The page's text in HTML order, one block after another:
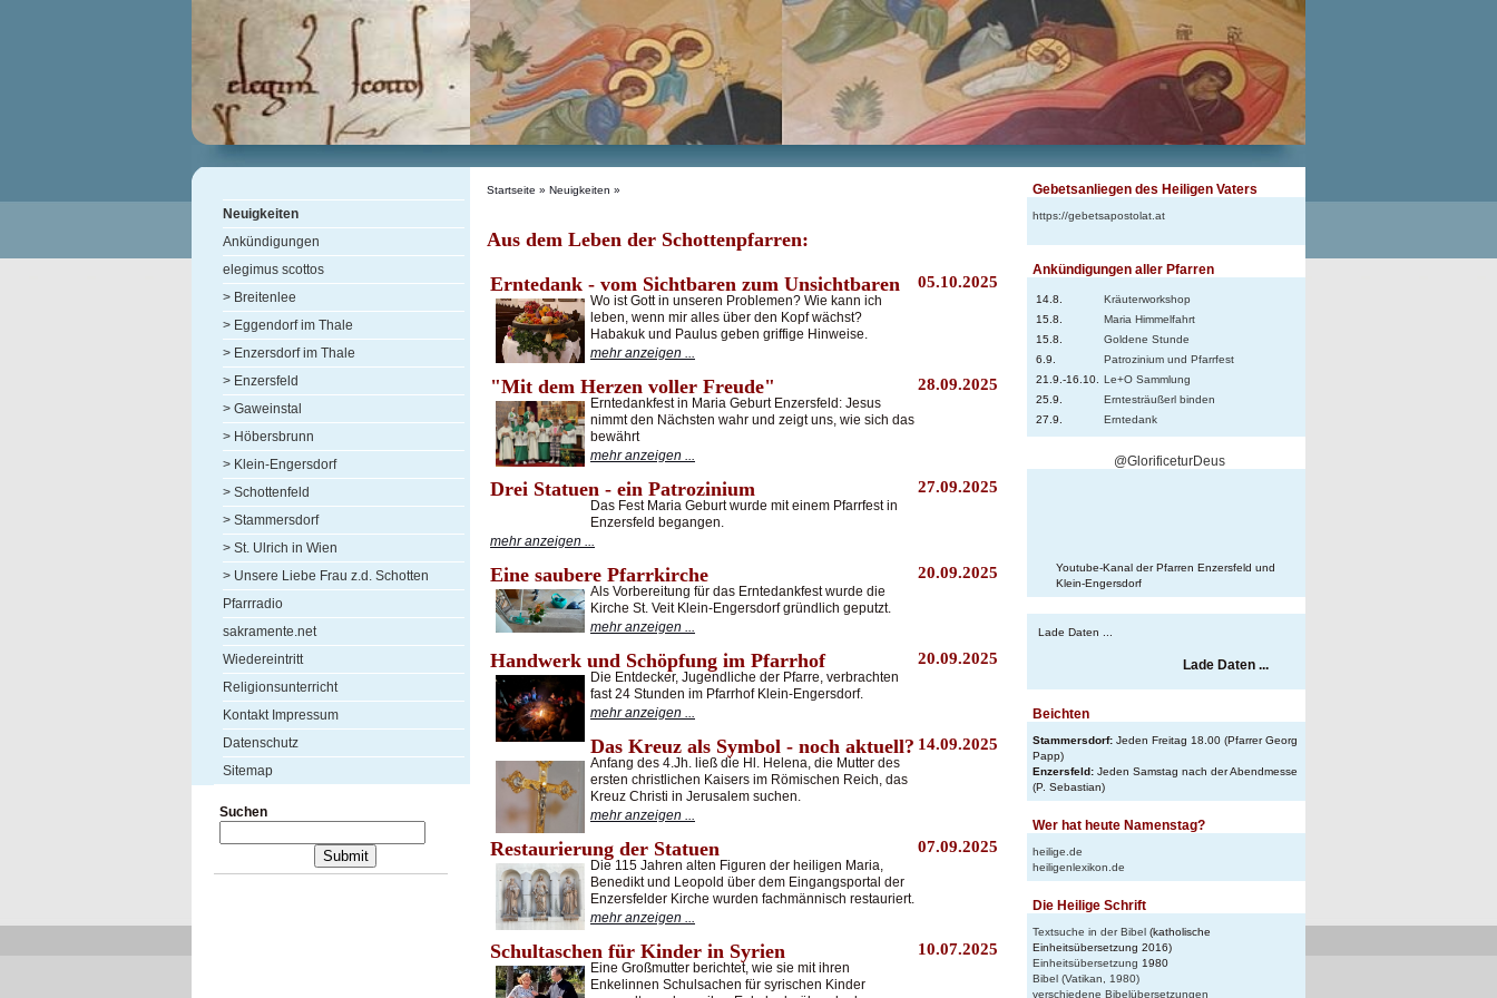
Neuigkeiten
Ankündigungen
elegimus scottos
> Breitenlee
> Eggendorf im Thale
> Enzersdorf im Thale
> Enzersfeld
> Gaweinstal
> Höbersbrunn
> Klein-Engersdorf
> Schottenfeld
> Stammersdorf
> St. Ulrich in Wien
> Unsere Liebe Frau z.d. Schotten
Pfarrradio
sakramente.net
Wiedereintritt
Religionsunterricht
Kontakt Impressum
Datenschutz
Sitemap
Suchen
Startseite » Neuigkeiten »
Aus dem Leben der Schottenpfarren:
05.10.2025
Erntedank - vom Sichtbaren zum Unsichtbaren
Wo ist Gott in unseren Problemen? Wie kann ich
leben, wenn mir alles über den Kopf wächst?
Habakuk und Paulus geben griffige Hinweise.
mehr anzeigen ...
28.09.2025
"Mit dem Herzen voller Freude"
Erntedankfest in Maria Geburt Enzersfeld: Jesus
nimmt den Nächsten wahr und zeigt uns, wie sich das
bewährt
mehr anzeigen ...
27.09.2025
Drei Statuen - ein Patrozinium
Das Fest Maria Geburt wurde mit einem Pfarrfest in
Enzersfeld begangen.
mehr anzeigen ...
20.09.2025
Eine saubere Pfarrkirche
Als Vorbereitung für das Erntedankfest wurde die
Kirche St. Veit Klein-Engersdorf gründlich geputzt.
mehr anzeigen ...
20.09.2025
Handwerk und Schöpfung im Pfarrhof
Die Entdecker, Jugendliche der Pfarre, verbrachten
fast 24 Stunden im Pfarrhof Klein-Engersdorf.
mehr anzeigen ...
14.09.2025
Das Kreuz als Symbol - noch aktuell?
Anfang des 4.Jh. ließ die Hl. Helena, die Mutter des
ersten christlichen Kaisers im Römischen Reich, das
Kreuz Christi in Jerusalem suchen.
mehr anzeigen ...
07.09.2025
Restaurierung der Statuen
Die 115 Jahren alten Figuren der heiligen Maria,
Benedikt und Leopold über dem Eingangsportal der
Enzersfelder Kirche wurden fachmännisch restauriert.
mehr anzeigen ...
10.07.2025
Schultaschen für Kinder in Syrien
Eine Großmutter berichtet, wie sie mit ihren
Enkelinnen Schulsachen für syrischen Kinder
Gebetsanliegen des Heiligen Vaters
https://gebetsapostolat.at
Ankündigungen aller Pfarren
14.8.
Kräuterworkshop
15.8.
Maria Himmelfahrt
15.8.
Goldene Stunde
6.9.
Patrozinium und Pfarrfest
21.9.-16.10.
Le+O Sammlung
25.9.
Erntesträußerl binden
27.9.
Erntedank
@GlorificeturDeus
Youtube-Kanal der Pfarren Enzersfeld und
Klein-Engersdorf
Lade Daten ...
Lade Daten ...
Beichten
Stammersdorf: Jeden Freitag 18.00 (Pfarrer Georg
Papp)
Enzersfeld: Jeden Samstag nach der Abendmesse
(P. Sebastian)
Wer hat heute Namenstag?
heilige.de
heiligenlexikon.de
Die Heilige Schrift
Textsuche in der Bibel (katholische
Einheitsübersetzung 2016)
Einheitsübersetzung 1980
Bibel (Vatikan, 1980)
verschiedene Bibelübersetzungen